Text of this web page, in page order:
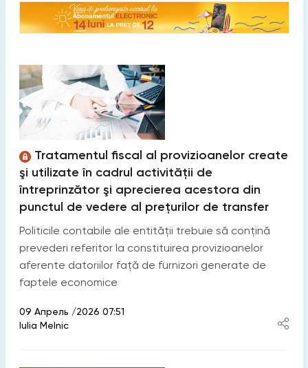
Tratamentul fiscal al provizioanelor create
şi utilizate în cadrul activității de
întreprinzător şi aprecierea acestora din
punctul de vedere al prețurilor de transfer
Politicile contabile ale entității trebuie să conțină
prevederi referitor la constituirea provizioanelor
aferente datoriilor față de furnizori generate de
faptele economice
09 Апрель /2026 07:51
Iulia Melnic